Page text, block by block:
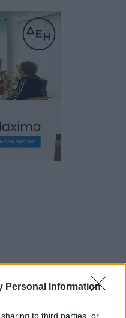
Personal Information
to third parties, or